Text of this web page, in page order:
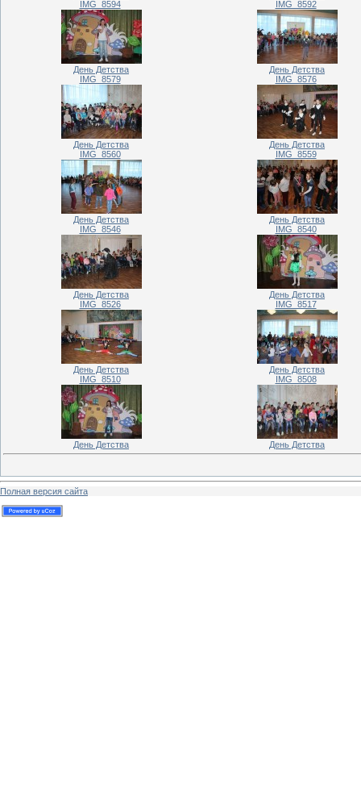
IMG_8594
День Детства
IMG_8592
День Детства
IMG_8579
День Детства
IMG_8576
День Детства
IMG_8560
День Детства
IMG_8559
День Детства
IMG_8546
День Детства
IMG_8540
День Детства
IMG_8526
День Детства
IMG_8517
День Детства
IMG_8510
День Детства
IMG_8508
День Детства
Полная версия сайта